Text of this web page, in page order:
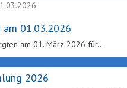
01.03.2026
am 01. März 2026 für…
2026